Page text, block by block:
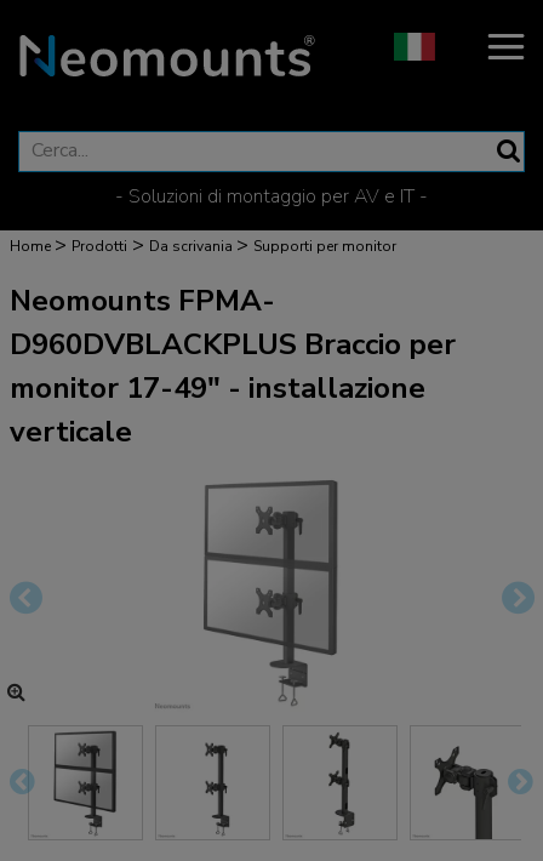
- Soluzioni di montaggio per AV e IT -
Home > Prodotti > Da scrivania > Supporti per monitor
Neomounts FPMA-
D960DVBLACKPLUS Braccio per
monitor 17-49" - installazione
verticale